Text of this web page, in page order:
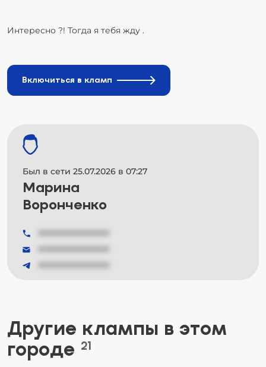
Интересно ?! Тогда я тебя жду .
Включиться в кламп
Был в сети 25.07.2026 в 07:27
Марина
Воронченко
Другие клампы в этом
городе 21